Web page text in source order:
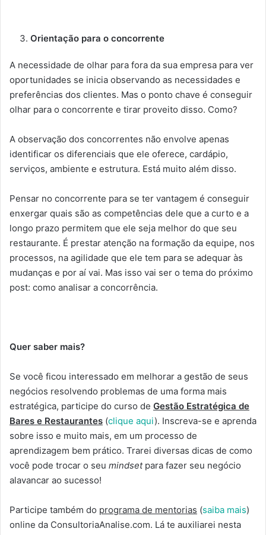
Orientação para o concorrente
A necessidade de olhar para fora da sua empresa para ver
oportunidades se inicia observando as necessidades e
preferências dos clientes. Mas o ponto chave é conseguir
olhar para o concorrente e tirar proveito disso. Como?
A observação dos concorrentes não envolve apenas
identificar os diferenciais que ele oferece, cardápio,
serviços, ambiente e estrutura. Está muito além disso.
Pensar no concorrente para se ter vantagem é conseguir
enxergar quais são as competências dele que a curto e a
longo prazo permitem que ele seja melhor do que seu
restaurante. É prestar atenção na formação da equipe, nos
processos, na agilidade que ele tem para se adequar às
mudanças e por aí vai. Mas isso vai ser o tema do próximo
post: como analisar a concorrência.
Quer saber mais?
Se você ficou interessado em melhorar a gestão de seus
negócios resolvendo problemas de uma forma mais
estratégica, participe do curso de Gestão Estratégica de
Bares e Restaurantes (clique aqui). Inscreva-se e aprenda
sobre isso e muito mais, em um processo de
aprendizagem bem prático. Trarei diversas dicas de como
você pode trocar o seu mindsetpara fazer seu negócio
alavancar ao sucesso!
Participe também do programa de mentorias (saiba mais)
online da ConsultoriaAnalise.com. Lá te auxiliarei nesta